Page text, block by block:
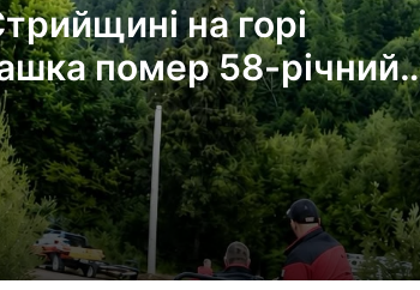
на горі
помер 58-річний